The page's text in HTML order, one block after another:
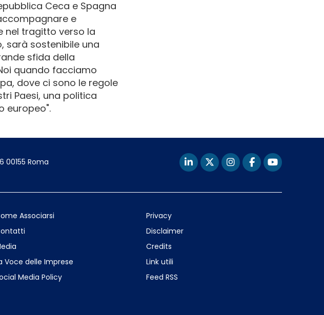
Ceca e Spagna
e
nel tragitto verso la
sarà sostenibile una
sfida della
quando facciamo
dove ci sono le regole
Paesi, una politica
europeo".
00155 Roma
Associarsi
Voce delle Imprese
Media Policy
Privacy
Disclaimer
Credits
Link utili
Feed RSS